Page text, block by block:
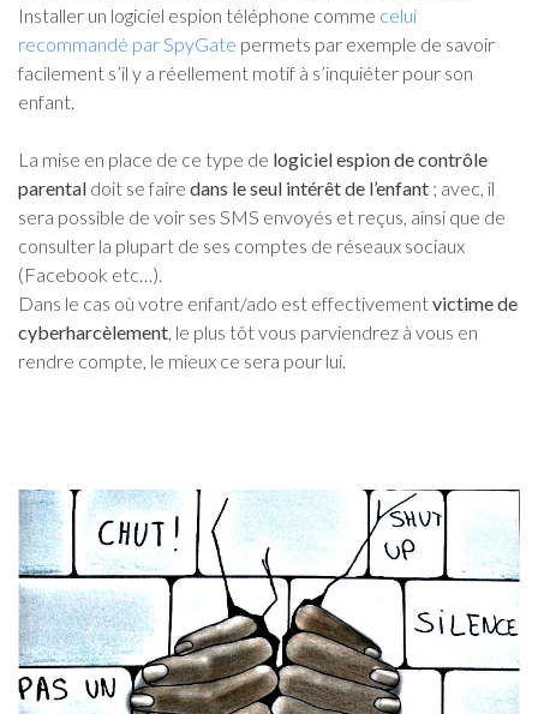
Installer un logiciel espion téléphone comme celui
recommandé par SpyGate permets par exemple de savoir
facilement s’il y a réellement motif à s’inquiéter pour son
enfant.
La mise en place de ce type de logiciel espion de contrôle
parental doit se faire dans le seul intérêt de l’enfant ; avec, il
sera possible de voir ses SMS envoyés et reçus, ainsi que de
consulter la plupart de ses comptes de réseaux sociaux
(Facebook etc…).
Dans le cas où votre enfant/ado est effectivementvictime de
cyberharcèlement, le plus tôt vous parviendrez à vous en
rendre compte, le mieux ce sera pour lui.